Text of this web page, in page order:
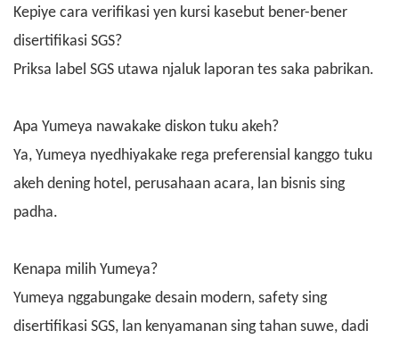
Kepiye cara verifikasi yen kursi kasebut bener-bener
disertifikasi SGS?
Priksa label SGS utawa njaluk laporan tes saka pabrikan.
Apa Yumeya nawakake diskon tuku akeh?
Ya, Yumeya nyedhiyakake rega preferensial kanggo tuku
akeh dening hotel, perusahaan acara, lan bisnis sing
padha.
Kenapa milih Yumeya?
Yumeya nggabungake desain modern, safety sing
disertifikasi SGS, lan kenyamanan sing tahan suwe, dadi